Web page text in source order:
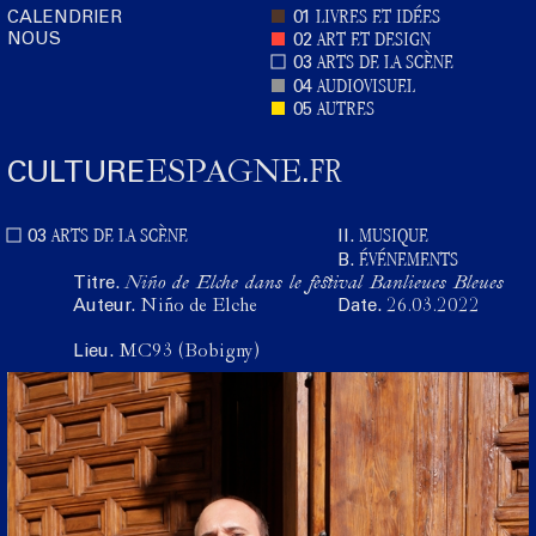
CALENDRIER
NOUS
01 LIVRES ET IDÉES
02 ART ET DESIGN
03 ARTS DE LA SCÈNE
04 AUDIOVISUEL
05 AUTRES
CULTUREESPAGNE.FR
03 ARTS DE LA SCÈNE II. MUSIQUE
B. ÉVÉNEMENTS
Titre. Niño de Elche dans le festival Banlieues Bleues
Auteur. Niño de Elche Date. 26.03.2022
Lieu. MC93 (Bobigny)